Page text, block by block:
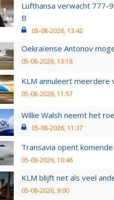
Lufthansa verwacht 777-
B
05-08-2026, 13:42
Oekraïense Antonov
05-08-2026, 13:18
KLM annuleert meerdere
05-08-2026, 11:57
Willie Walsh neemt het
05-08-2026, 11:37
Transavia opent
05-08-2026, 10:46
KLM blijft net als veel
05-08-2026, 9:00